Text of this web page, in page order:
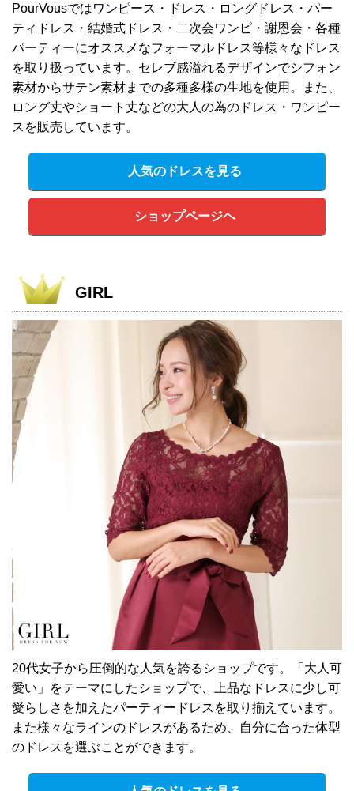
PourVousではワンピース・ドレス・ロングドレス・パー
ティドレス・結婚式ドレス・二次会ワンピ・謝恩会・各種
パーティーにオススメなフォーマルドレス等様々なドレス
を取り扱っています。セレブ感溢れるデザインでシフォン
素材からサテン素材までの多種多様の生地を使用。また、
ロング丈やショート丈などの大人の為のドレス・ワンピー
スを販売しています。
人気のドレスを見る
ショップページヘ
GIRL
20代女子から圧倒的な人気を誇るショップです。「大人可
愛い」をテーマにしたショップで、上品なドレスに少し可
愛らしさを加えたパーティードレスを取り揃えています。
また様々なラインのドレスがあるため、自分に合った体型
のドレスを選ぶことができます。